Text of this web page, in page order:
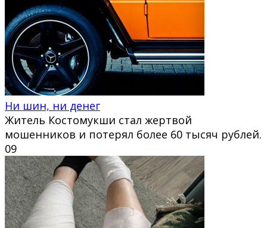
Ни шин, ни денег
Житель Костомукши стал жертвой
мошенников и потерял более 60 тысяч рублей.
09